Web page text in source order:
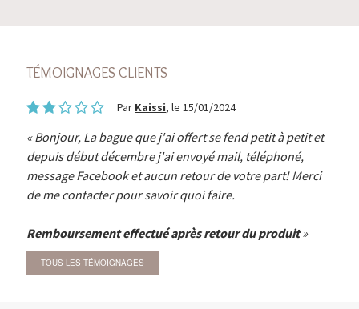
TÉMOIGNAGES CLIENTS
Par Kaissi, le 15/01/2024
Bonjour, La bague que j'ai offert se fend petit à petit et
depuis début décembre j'ai envoyé mail, téléphoné,
message Facebook et aucun retour de votre part! Merci
de me contacter pour savoir quoi faire.
Remboursement effectué après retour du produit
TOUS LES TÉMOIGNAGES